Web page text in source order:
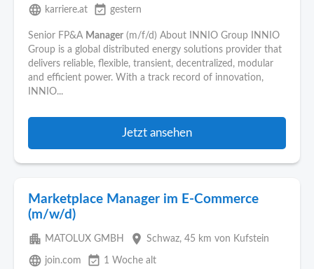
language karriere.at event_available gestern
Senior FP&A Manager (m/f/d) About INNIO Group INNIO
Group is a global distributed energy solutions provider that
delivers reliable, flexible, transient, decentralized, modular
and efficient power. With a track record of innovation,
INNIO...
Jetzt ansehen
Marketplace Manager im E-Commerce
(m/w/d)
apartment MATOLUX GMBH place Schwaz, 45 km von Kufstein
language join.com event_available 1 Woche alt